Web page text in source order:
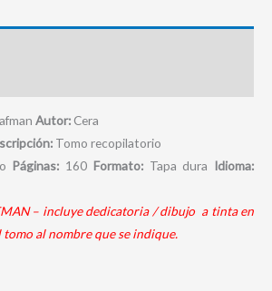
Autor: Cera
Tomo recopilatorio
Páginas: 160 Formato:Tapa dura Idioma:
– incluye dedicatoria / dibujo a tinta en
al nombre que se indique.